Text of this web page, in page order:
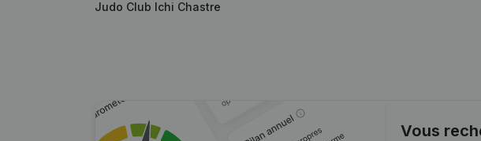
Judo Club Ichi Chastre
Vous